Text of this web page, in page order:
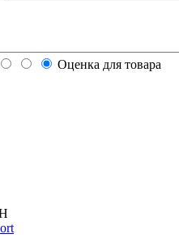
Оценка для товара